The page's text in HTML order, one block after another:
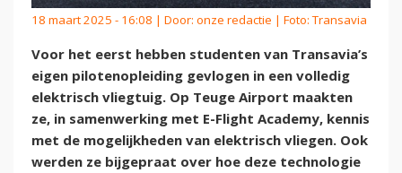
18 maart 2025 - 16:08 | Door: onze redactie | Foto: Transavia
Voor het eerst hebben studenten van Transavia’s
eigen pilotenopleiding gevlogen in een volledig
elektrisch vliegtuig. Op Teuge Airport maakten
ze, in samenwerking met E-Flight Academy, kennis
met de mogelijkheden van elektrisch vliegen. Ook
werden ze bijgepraat over hoe deze technologie